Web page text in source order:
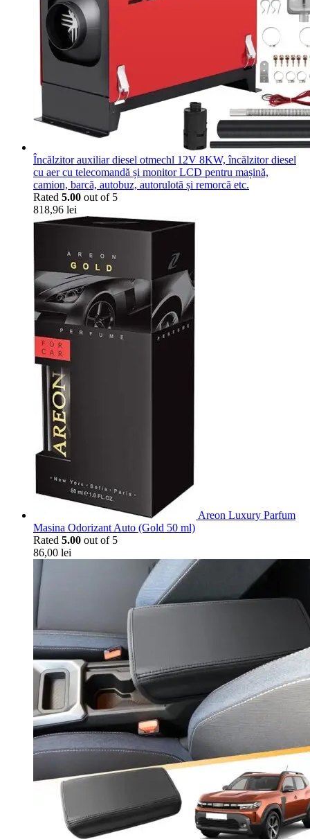
Încălzitor auxiliar diesel otmechl 12V 8KW, încălzitor diesel
cu aer cu telecomandă și monitor LCD pentru mașină,
camion, barcă, autobuz, autorulotă și remorcă etc.
Rated 5.00 out of 5
818,96 lei
Areon Luxury Parfum
Masina Odorizant Auto (Gold 50 ml)
Rated 5.00 out of 5
86,00 lei